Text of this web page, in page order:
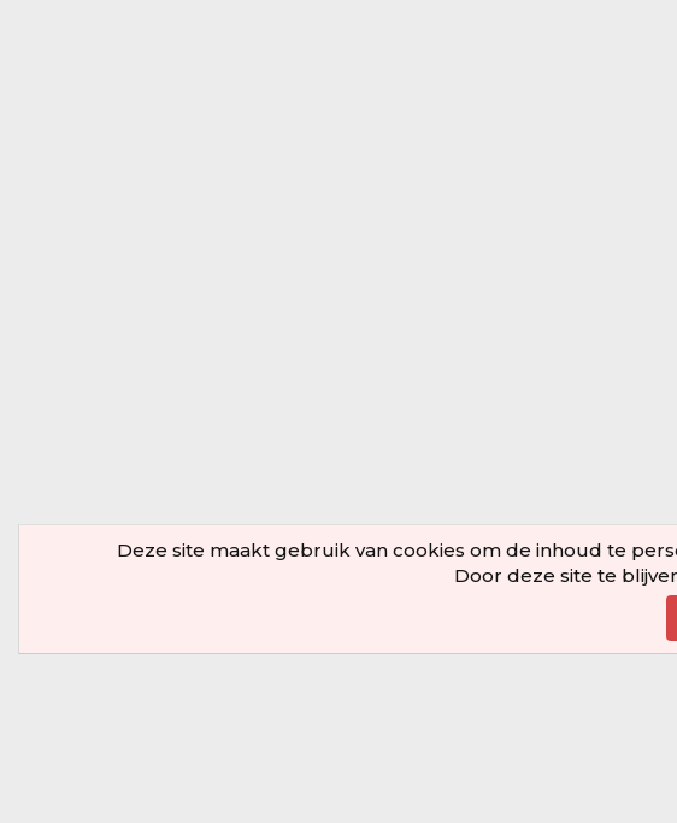
Deze site maakt gebruik van cookies om de inhoud te
Door deze site te